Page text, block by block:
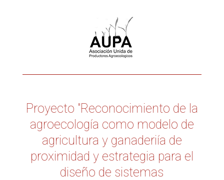
Proyecto "Reconocimiento de la
agroecología como modelo de
agricultura y ganaderiía de
proximidad y estrategia para el
diseño de sistemas